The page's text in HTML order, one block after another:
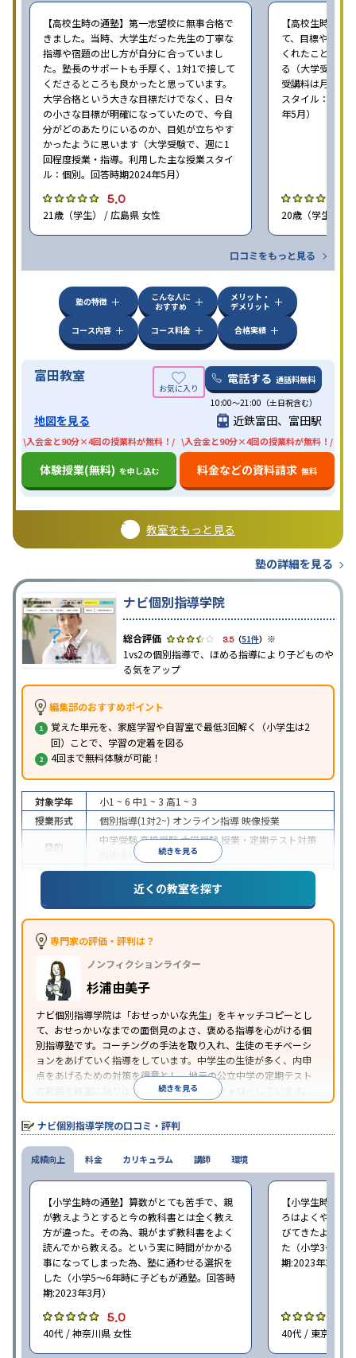
【高校生時の通塾】第一志望校に無事合格で
きました。当時、大学生だった先生の丁寧な
指導や宿題の出し方が自分に合っていまし
た。塾長のサポートも手厚く、1対1で接して
くださるところも良かったと思っています。
大学合格という大きな目標だけでなく、日々
の小さな目標が明確になっていたので、今自
分がどのあたりにいるのか、目処が立ちやす
かったように思います（大学受験で、週に1
回程度授業・指導。利用した主な授業スタイ
ル：個別。回答時期2024年5月）
5.0
21歳（学生） / 広島県 女性
【高校生時の通
て、目標や勉強
くれたことが、
る（大学受験で
受講料は月
スタイル：個別
年5月）
20歳（学生） /
口コミをもっと見る
塾の特徴
こんな人に
おすすめ
メリット・
デメリット
コース内容
コース料金 合格実績
富田教室 電話する 通話料無料
10:00〜21:00（土日祝含む）
地図を見る 近鉄富田、富田駅
\入会金と90分×4回の授業料が無料！/
体験授業(無料) を申し込む
\入会金と90分×4回の授業料が無料！/
料金などの資料請求 無料
教室をもっと見る
塾の詳細を見る
ナビ個別指導学院
3.5（51件） ※
1vs2の個別指導で、ほめる指導により子どものや
る気をアップ
編集部のおすすめポイント
覚えた単元を、家庭学習や自習室で最低3回解く（小学生は2
回）ことで、学習の定着を図る
4回まで無料体験が可能！
続きを見る
対象学年 小1 ~ 6 中1 ~ 3 高1 ~ 3
授業形式
個別指導(1対2~) オンライン指導映像授業
目的
中学受験高校受験大学受験 授業・定期テスト対策
内申点対策
学習習慣の定着
成績保証制度あり授業の振替可能オンライン対応
1科目から受講可能季節講習のみの受講可
※2023年3月調査。小学校高学年の個別指導塾アンケート調査方法を参
近くの教室を探す
専門家の評価・評判は？
ノンフィクションライター
杉浦由美子
ナビ個別指導学院は「おせっかいな先生」をキャッチコピーとし
て、おせっかいなまでの面倒見のよさ、褒める指導を心がける個
別指導塾です。コーチングの手法を取り入れ、生徒のモチベーシ
ョンをあげていく指導をしています。中学生の生徒が多く、内申
点をあげるための対策を得意とし、地元の公立中学の定期テスト
の範囲を教室に貼り出すなど手厚く学習をフォローしています。
オリジナルテキストを使用しており、特に英語は各教科書に合わ
せたテキストを使った「先取り学習」で理解度を深められます。
続きを見る
ナビ個別指導学院の口コミ・評判
成績向上
【小学生時の通塾】算数がとても苦手で、親
が教えようとすると今の教科書とは全く教え
方が違った。その為、親がまず教科書をよく
読んでから教える。という実に時間がかかる
事になってしまった為、塾に通わせる選択を
した（小学5〜6年時に子どもが通塾。回答時
期:2023年3月）
5.0
40代 / 神奈川県 女性
【小学生時の通
ろはよくやり方
びてきたようで
た（小学3〜6年
期:2023年3月）
40代 / 東京都 女
料金 カリキュラム 講師 環境